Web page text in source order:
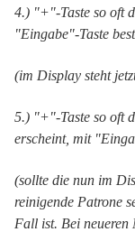
4.) "+"-Taste so oft
"Eingabe"-Taste
(im Display steht
5.) "+"-Taste so oft
erscheint, mit
(sollte die nun im
reinigende Patrone
Fall ist. Bei